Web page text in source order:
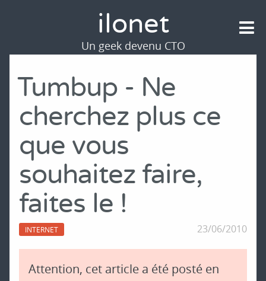
Tumbup - Ne
cherchez plus ce
que vous
souhaitez faire,
faites le !
INTERNET 23/06/2010
Attention, cet article a été posté en
ilonet
Un geek devenu CTO